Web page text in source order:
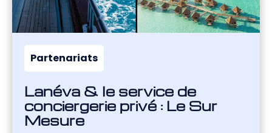
Partenariats
Lanéva & le service de
conciergerie privé : Le Sur
Mesure